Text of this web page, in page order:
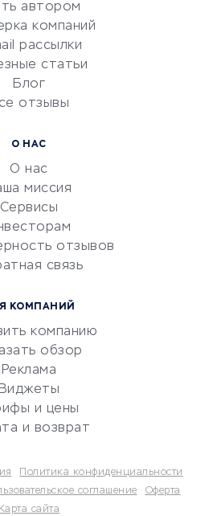
работы
автором
компаний
рассылки
статьи
Блог
отзывы
О НАС
О нас
миссия
Сервисы
отзывов
связь
КОМПАНИЙ
компанию
обзор
Реклама
Виджеты
и цены
и возврат
Политика конфиденциальности
соглашение
Оферта
Карта сайта